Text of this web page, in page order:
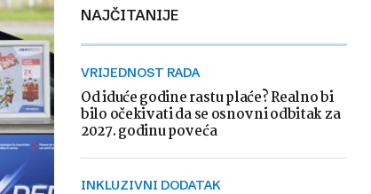
NAJČITANIJE
VRIJEDNOST RADA
Od iduće godine rastu plaće? Realno bi
bilo očekivati da se osnovni odbitak za
2027. godinu poveća
INKLUZIVNI DODATAK